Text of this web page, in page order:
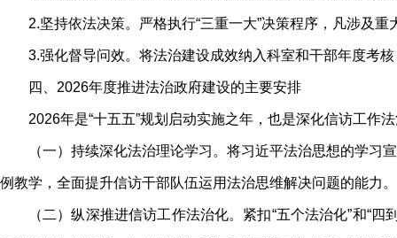
2.坚持依法决策。严格执行“三重一大”决策程序，凡涉及
3.强化督导问效。将法治建设成效纳入科室和干部年度考
四、2026年度推进法治政府建设的主要安排
2026年是“十五五”规划启动实施之年，也是深化信访工作
（一）持续深化法治理论学习。将习近平法治思想的学
例教学，全面提升信访干部队伍运用法治思维解决问题的能力。
（二）纵深推进信访工作法治化。紧扣“五个法治化”和“